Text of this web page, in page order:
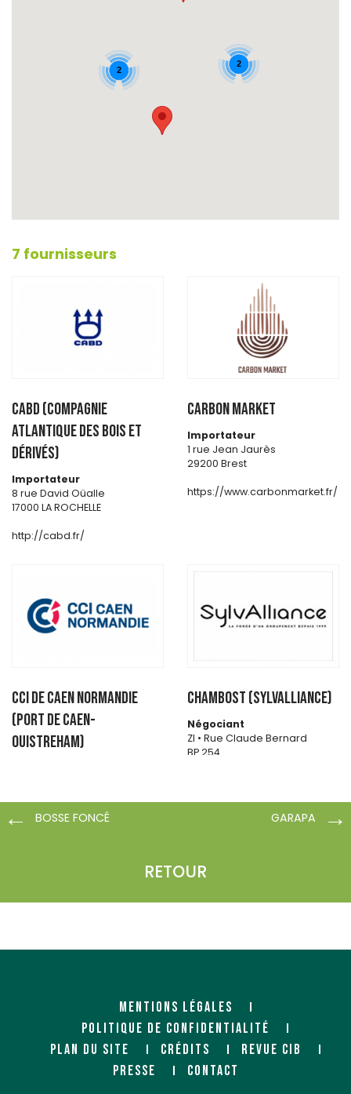
2
2
7 fournisseurs
CABD (Compagnie
Atlantique des Bois et
Dérivés)
Importateur
8 rue David Oüalle
17000 LA ROCHELLE
http://cabd.fr/
CARBON MARKET
Importateur
1 rue Jean Jaurès
29200 Brest
https://www.carbonmarket.fr/
CCI DE CAEN NORMANDIE
(Port de Caen-
Ouistreham)
14200 HEROUVILLE SAINT CLAIR
CHAMBOST (SYLVALLIANCE)
Négociant
Zl • Rue Claude Bernard
BP 254
CHOSSIERE (SYLVALLIANCE)
Négociant
4, rue de la Plaine Basse
94290 VILLENEUVE-LE-ROI
COMPAGNIE EUROPEENNE
DES BOIS (CEB)
Importateur
Zone Portuaire Cheviré Aval
BOSSE FONCÉ
RETOUR
GARAPA
MENTIONS LÉGALES
POLITIQUE DE CONFIDENTIALITÉ
PLAN DU SITE
CRÉDITS
REVUE CIB
PRESSE
CONTACT